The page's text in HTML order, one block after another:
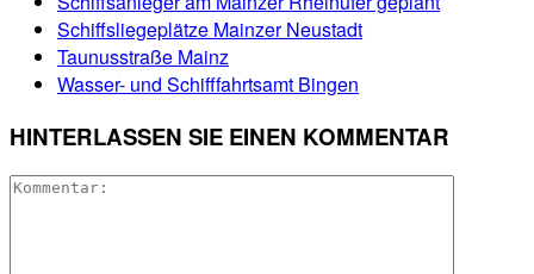
Schiffsliegeplätze Mainzer Neustadt
Taunusstraße Mainz
Wasser- und Schifffahrtsamt Bingen
HINTERLASSEN SIE EINEN KOMMENTAR